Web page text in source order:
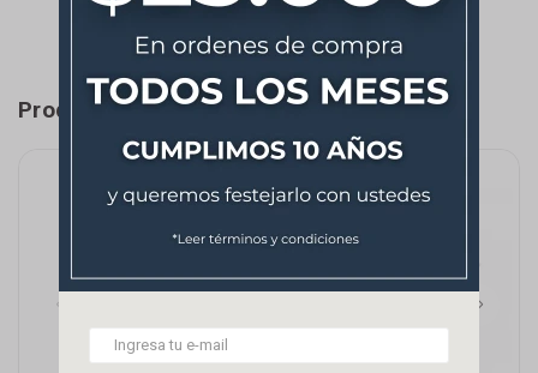
Productos que te pueden interesar